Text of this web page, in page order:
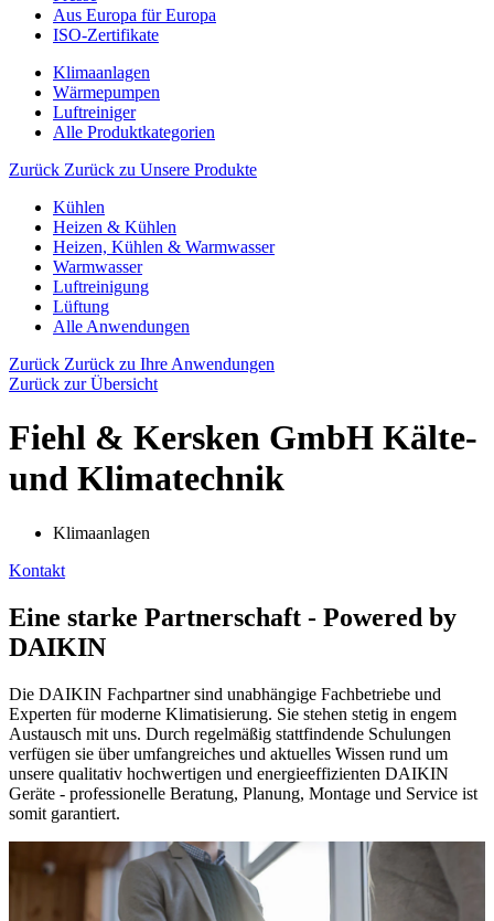
Aus Europa für Europa
ISO-Zertifikate
Klimaanlagen
Wärmepumpen
Luftreiniger
Alle Produktkategorien
Zurück Zurück zu Unsere Produkte
Kühlen
Heizen & Kühlen
Heizen, Kühlen & Warmwasser
Warmwasser
Luftreinigung
Lüftung
Alle Anwendungen
Zurück Zurück zu Ihre Anwendungen
Zurück zur Übersicht
Fiehl & Kersken GmbH Kälte-
und Klimatechnik
Klimaanlagen
Kontakt
Eine starke Partnerschaft - Powered by
DAIKIN
Die DAIKIN Fachpartner sind unabhängige Fachbetriebe und
Experten für moderne Klimatisierung. Sie stehen stetig in engem
Austausch mit uns. Durch regelmäßig stattfindende Schulungen
verfügen sie über umfangreiches und aktuelles Wissen rund um
unsere qualitativ hochwertigen und energieeffizienten DAIKIN
Geräte - professionelle Beratung, Planung, Montage und Service ist
somit garantiert.